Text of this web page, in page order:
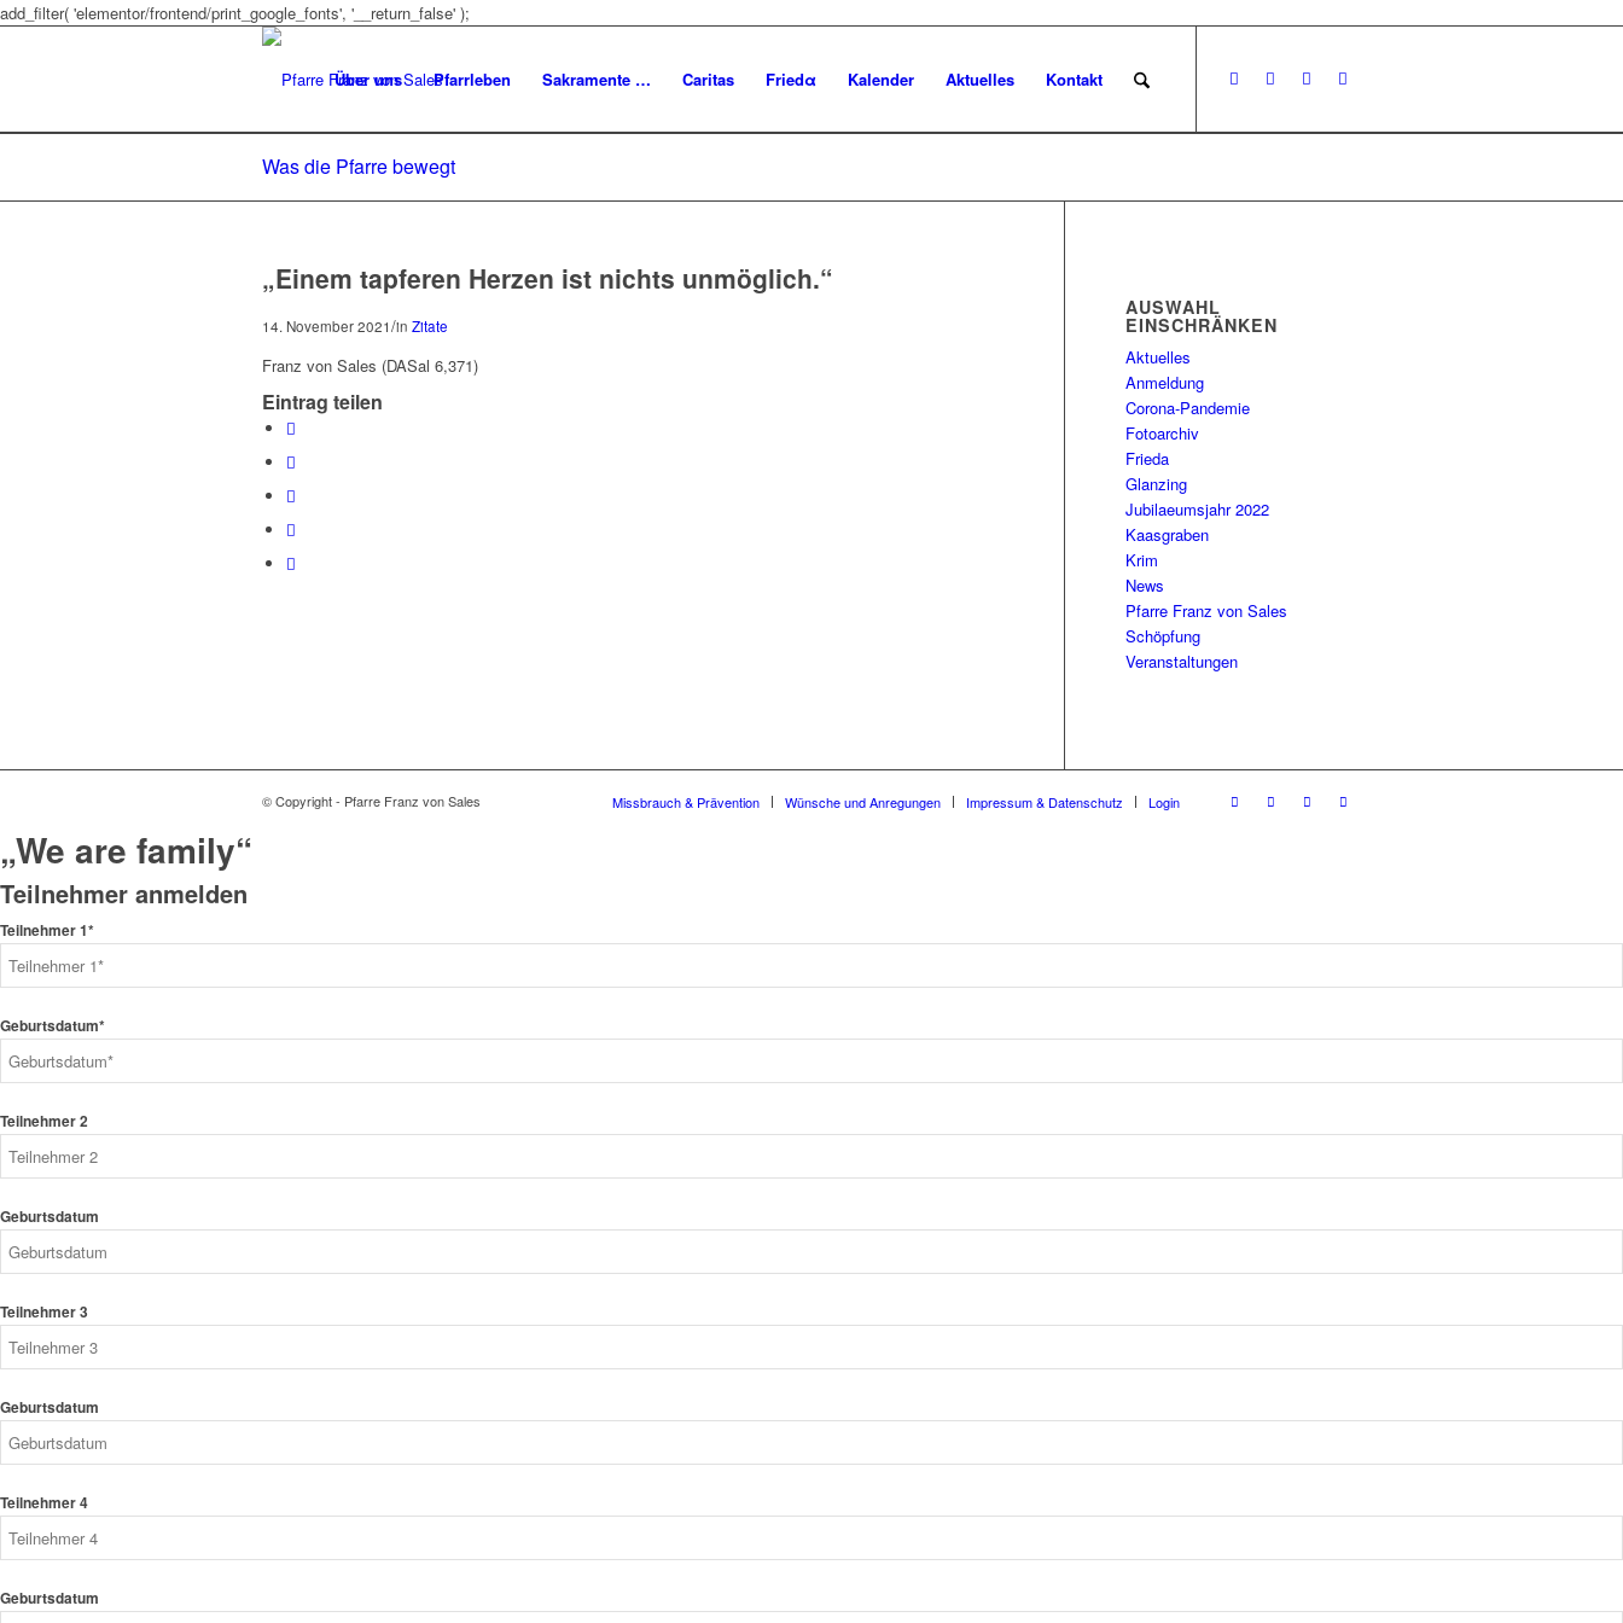
add_filter( 'elementor/frontend/print_google_fonts', '__return_false' );
Über uns Pfarrleben Sakramente … Caritas Friedα Kalender Aktuelles Kontakt
Was die Pfarre bewegt
„Einem tapferen Herzen ist nichts unmöglich.“
14. November 2021/in Zitate
Franz von Sales (DASal 6,371)
Eintrag teilen
AUSWAHL
EINSCHRÄNKEN
Aktuelles
Anmeldung
Corona-Pandemie
Fotoarchiv
Frieda
Glanzing
Jubilaeumsjahr 2022
Kaasgraben
Krim
News
Pfarre Franz von Sales
Schöpfung
Veranstaltungen
© Copyright - Pfarre Franz von Sales Missbrauch & Prävention Wünsche und Anregungen Impressum & Datenschutz Login
„We are family“
Teilnehmer anmelden
Teilnehmer 1*
Geburtsdatum*
Teilnehmer 2
Geburtsdatum
Teilnehmer 3
Geburtsdatum
Teilnehmer 4
Geburtsdatum